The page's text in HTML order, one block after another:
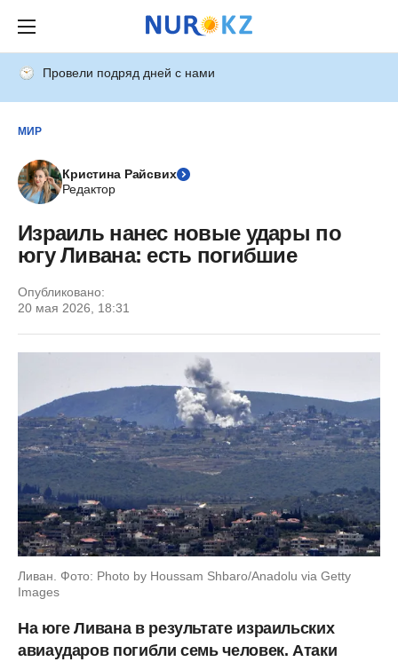
Провели подряд дней с нами
МИР
Кристина Райсвих
Редактор
Израиль нанес новые удары по
югу Ливана: есть погибшие
Опубликовано:
20 мая 2026, 18:31
Ливан. Фото: Photo by Houssam Shbaro/Anadolu via Getty
Images
На юге Ливана в результате израильских
авиаударов погибли семь человек. Атаки